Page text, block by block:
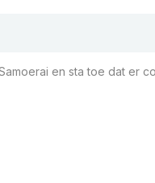
en sta toe dat er